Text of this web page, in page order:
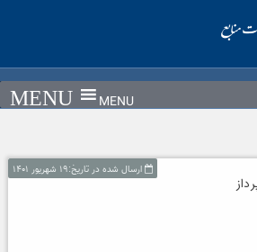
MENU
ارسال شده در تاریخ:۱۹ شهریور ۱۴۰۱